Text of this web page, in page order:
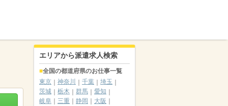
エリアから派遣求人検索
全国の都道府県のお仕事一覧
東京
神奈川 千葉
埼玉
茨城
栃木 群馬
愛知
岐阜
三重 静岡
大阪